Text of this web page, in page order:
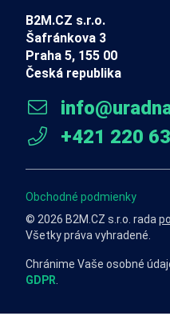
B2M.CZ s.r.o.
Šafránkova 3
Praha 5, 155 00
Česká republika
+421 220
Obchodné podmienky
© 2026 B2M.CZ s.r.o. rada
Všetky práva vyhradené.
Chránime Vaše osobné
GDPR